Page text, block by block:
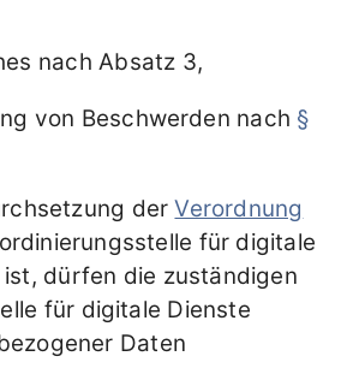
nach Absatz 3,
von Beschwerden nach §
derVerordnung
für digitale
dürfen die zuständigen
für digitale Dienste
Daten